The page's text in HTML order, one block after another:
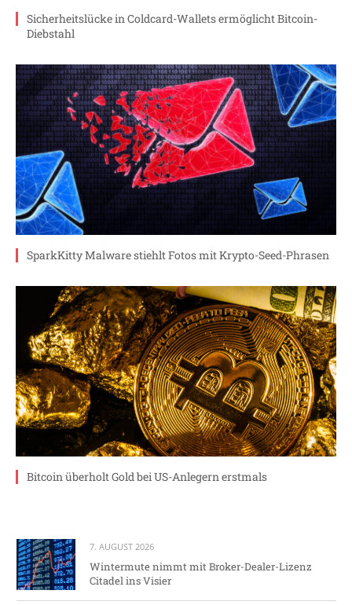
Sicherheitslücke in Coldcard-Wallets ermöglicht Bitcoin-
Diebstahl
SparkKitty Malware stiehlt Fotos mit Krypto-Seed-Phrasen
Bitcoin überholt Gold bei US-Anlegern erstmals
7. AUGUST 2026
Wintermute nimmt mit Broker-Dealer-Lizenz
Citadel ins Visier